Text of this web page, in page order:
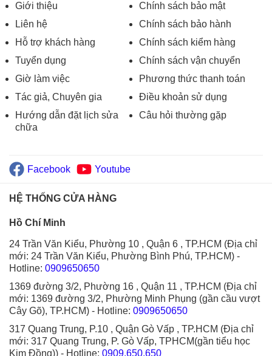
Giới thiệu
Liên hệ
Hỗ trợ khách hàng
Tuyển dụng
Giờ làm việc
Tác giả, Chuyên gia
Hướng dẫn đặt lịch sửa
chữa
Chính sách bảo mật
Chính sách bảo hành
Chính sách kiểm hàng
Chính sách vận chuyển
Phương thức thanh toán
Điều khoản sử dụng
Câu hỏi thường gặp
Facebook Youtube
HỆ THỐNG CỬA HÀNG
Hồ Chí Minh
24 Trần Văn Kiểu, Phường 10 , Quận 6 , TP.HCM (Địa chỉ
mới: 24 Trần Văn Kiểu, Phường Bình Phú, TP.HCM) -
Hotline: 0909650650
1369 đường 3/2, Phường 16 , Quận 11 , TP.HCM (Địa chỉ
mới: 1369 đường 3/2, Phường Minh Phụng (gần cầu vượt
Cây Gõ), TP.HCM) - Hotline: 0909650650
317 Quang Trung, P.10 , Quận Gò Vấp , TP.HCM (Địa chỉ
mới: 317 Quang Trung, P. Gò Vấp, TPHCM(gần tiểu học
Kim Đồng)) - Hotline: 0909.650.650